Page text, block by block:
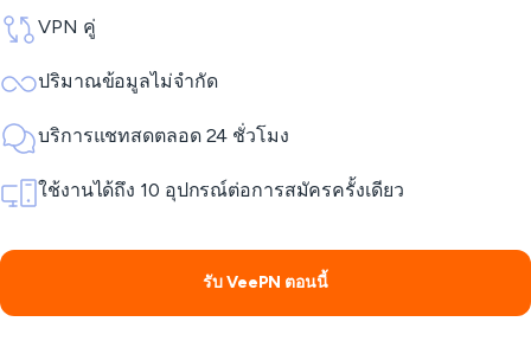
VPN คู่
ปริมาณข้อมูลไม่จำกัด
บริการแชทสดตลอด 24 ชั่วโมง
ใช้งานได้ถึง 10 อุปกรณ์ต่อการสมัครครั้งเดียว
รับ VeePN ตอนนี้